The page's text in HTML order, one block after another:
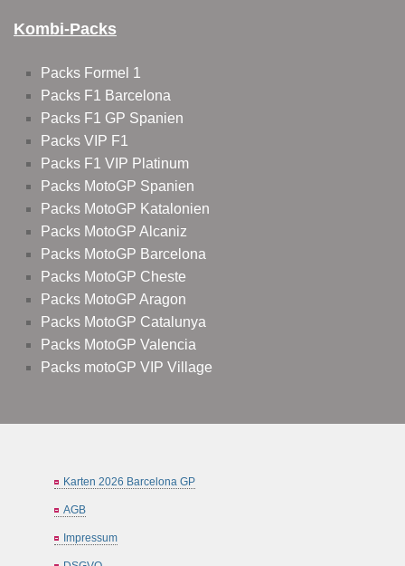
Kombi-Packs
Packs Formel 1
Packs F1 Barcelona
Packs F1 GP Spanien
Packs VIP F1
Packs F1 VIP Platinum
Packs MotoGP Spanien
Packs MotoGP Katalonien
Packs MotoGP Alcaniz
Packs MotoGP Barcelona
Packs MotoGP Cheste
Packs MotoGP Aragon
Packs MotoGP Catalunya
Packs MotoGP Valencia
Packs motoGP VIP Village
Karten 2026 Barcelona GP
AGB
Impressum